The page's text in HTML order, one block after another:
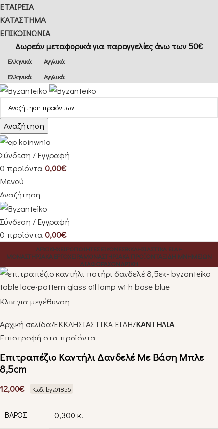
ΕΤΑΙΡΕΙΑ
ΚΑΤΑΣΤΗΜΑ
ΕΠΙΚΟΙΝΩΝΙΑ
Δωρεάν μεταφορικά για παραγγελίες άνω των 50€
Ελληνικά
Αγγλικά
Ελληνικά
Αγγλικά
Αναζήτηση
Σύνδεση / Εγγραφή
0 προϊόντα0,00€
Μενού
Αναζήτηση
Σύνδεση / Εγγραφή
0 προϊόντα0,00€
ΑΡΧΙΚΗΧΕΙΡΟΠΟΙΗΤΕΣ ΕΙΚΟΝΕΣΕΚΚΛΗΣΙΑΣΤΙΚΑ ΕΙΔΗ
ΜΟΝΑΣΤΗΡΙΑΚΑ ΕΡΓΟΧΕΙΡΑΜΟΝΑΣΤΗΡΙΑΚΑ ΠΡΟΪΌΝΤΑΕΙΔΗ ΜΝΗΜΕΙΩΝ
ΔΙΑΦΟΡΑΧΟΝΔΡΙΚΗ
Κλικ για μεγέθυνση
Αρχική σελίδα ΕΚΚΛΗΣΙΑΣΤΙΚΑ ΕΙΔΗ ΚΑΝΤΗΛΙΑ
Επιστροφή στα προϊόντα
Επιτραπέζιο Καντήλι Δανδελέ Με Βάση Μπλε
8,5cm
12,00€ Κωδ: byz01855
ΒΆΡΟΣ 0,300 κ.